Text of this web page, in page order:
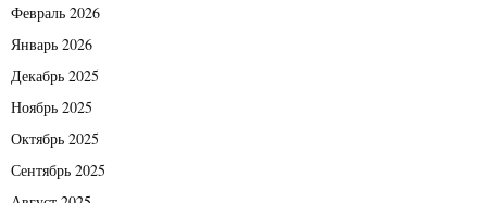
Февраль 2026
Январь 2026
Декабрь 2025
Ноябрь 2025
Октябрь 2025
Сентябрь 2025